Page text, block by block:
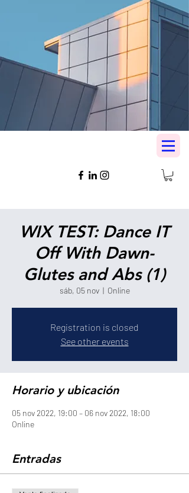
WIX TEST: Dance IT
Off With Dawn-
Glutes and Abs (1)
sáb, 05 nov
  |
Online
Registration is closed
See other events
Horario y ubicación
05 nov 2022, 19:00 – 06 nov 2022, 18:00
Online
Entradas